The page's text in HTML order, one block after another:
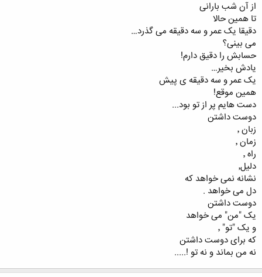
از آن شب بارانی
تا همین حالا
دقیقا یک عمر و سه دقیقه می گذرد…
می بینی؟
حسابش را دقیق دارم!
یادش بخیر…
یک عمر و سه دقیقه ی پیش
همین موقع!
دست هایم پر از تو بود...
دوست داشتن
زبان ٬
زمان ٬
راه ٬
دلیل٬
نشانه نمی خواهد که
دل می خواهد .
دوست داشتن
یک "من" می خواهد
و یک "تو" ٬
که برای دوست داشتن
نه من بماند و نه تو !.....